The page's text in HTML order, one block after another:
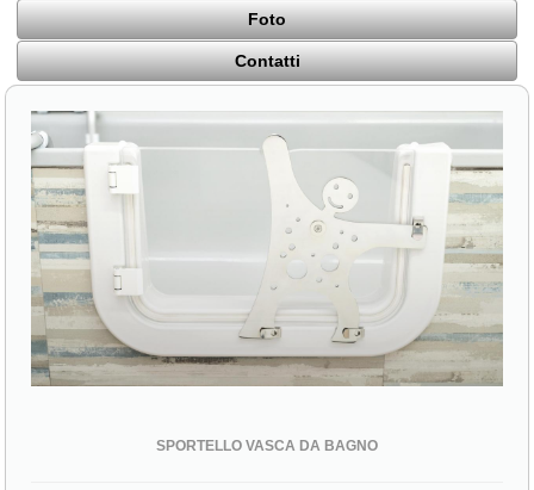
Foto
Contatti
SPORTELLO VASCA DA BAGNO